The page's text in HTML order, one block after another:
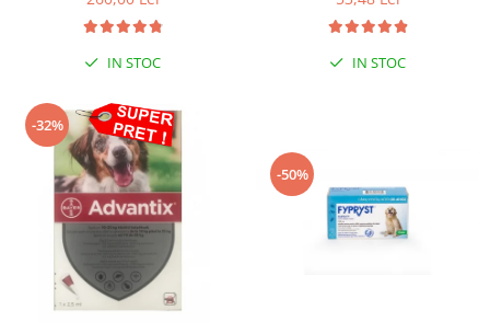
Sampoane si Balsamuri
Servetele Umede
Covorase absorbante
Igiena Catel
Igiena Interior
Perii si descalcitoare caini
Solutii Atractante si repelente
Custi transport - Pisici
Paturi, perne si cosuri pentru pisici
Recompense Delicioase
IN STOC IN STOC
-32%
-50%